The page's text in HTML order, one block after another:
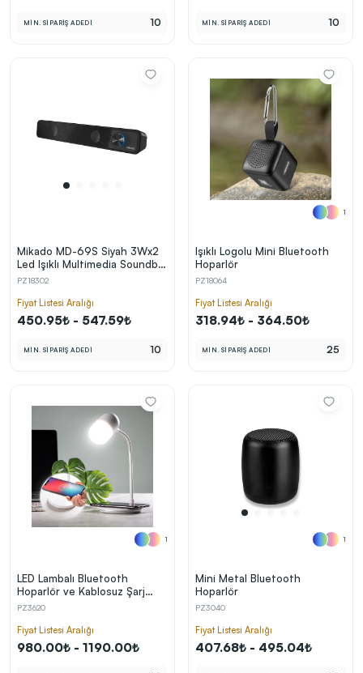
Led Işıklı Multimedia Soundbar
Speaker Hoparlör
PZ18302
Fiyat Listesi Aralığı
450.95₺ - 547.59₺
Hoparlör
PZ18064
Fiyat Listesi Aralığı
318.94₺ - 364.50₺
Hoparlör ve Kablosuz Şarj
Cihazı (3 Renkli Işık, Mikro
USB Şarj Kablolu)
PZ3620
Fiyat Listesi Aralığı
980.00₺ - 1190.00₺
Hoparlör
PZ3040
Fiyat Listesi Aralığı
407.68₺ - 495.04₺